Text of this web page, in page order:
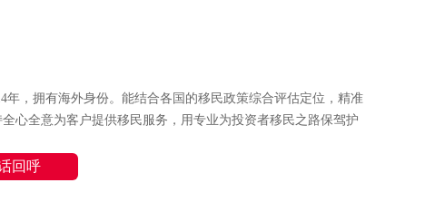
年，拥有海外身份。能结合各国的移民政策综合评估定位，精准
心全意为客户提供移民服务，用专业为投资者移民之路保驾护
回呼